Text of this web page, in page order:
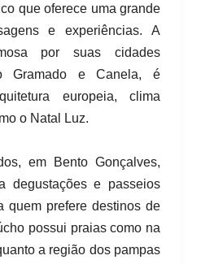
que oferece uma grande
e experiências. A
por suas cidades
Gramado e Canela, é
europeia, clima
o Natal Luz.
em Bento Gonçalves,
degustações e passeios
quem prefere destinos de
possui praias como na
a região dos pampas